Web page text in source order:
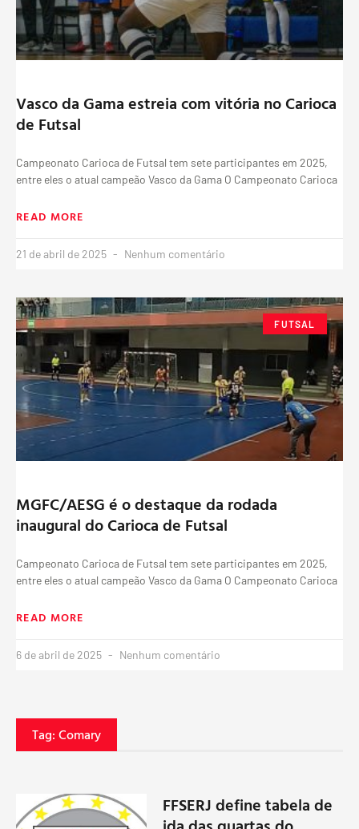
Vasco da Gama estreia com vitória no Carioca
de Futsal
Campeonato Carioca de Futsal tem sete participantes em 2025,
entre eles o atual campeão Vasco da Gama O Campeonato Carioca
READ MORE
21 de abril de 2025 Nenhum comentário
FUTSAL
MGFC/AESG é o destaque da rodada
inaugural do Carioca de Futsal
Campeonato Carioca de Futsal tem sete participantes em 2025,
entre eles o atual campeão Vasco da Gama O Campeonato Carioca
READ MORE
6 de abril de 2025 Nenhum comentário
Tag: Comary
FFSERJ define tabela de